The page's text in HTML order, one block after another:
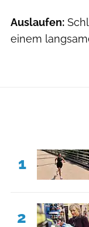
Auslaufen:
einem
1
2